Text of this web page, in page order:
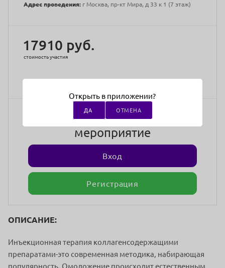
Адрес проведения: г Москва, пр-кт Мира, д 33 к 1 (7 этаж)
17910 руб.
стоимость участия
Войдите в аккаунт,
чтобы записаться на
мероприятие
Вход
Регистрация
ОПИСАНИЕ:
Инъекционная терапия коллагенсодержащими
препаратами-это современная методика, набирающая
Открыть в приложении?
ДА ОТМЕНА